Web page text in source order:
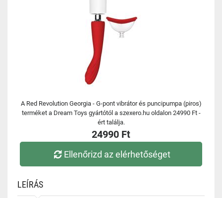
A Red Revolution Georgia - G-pont vibrátor és puncipumpa (piros)
terméket a Dream Toys gyártótól a szexero.hu oldalon 24990 Ft -
ért találja.
24990 Ft
Ellenőrizd az elérhetőséget
LEÍRÁS